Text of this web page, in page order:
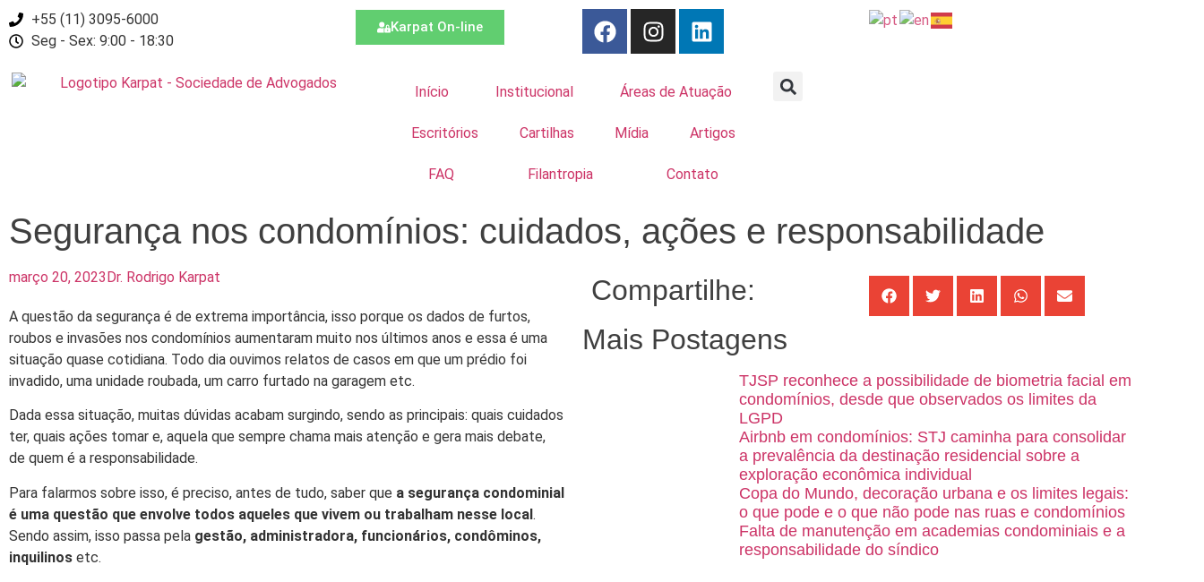
+55 (11) 3095-6000
Seg - Sex: 9:00 - 18:30
Karpat On-line
Início Institucional Áreas de Atuação
Escritórios Cartilhas Mídia Artigos
FAQ Filantropia Contato
Segurança nos condomínios: cuidados, ações e responsabilidade
março 20, 2023Dr. Rodrigo Karpat
A questão da segurança é de extrema importância, isso porque os dados de furtos,
roubos e invasões nos condomínios aumentaram muito nos últimos anos e essa é uma
situação quase cotidiana. Todo dia ouvimos relatos de casos em que um prédio foi
invadido, uma unidade roubada, um carro furtado na garagem etc.
Dada essa situação, muitas dúvidas acabam surgindo, sendo as principais: quais cuidados
ter, quais ações tomar e, aquela que sempre chama mais atenção e gera mais debate,
de quem é a responsabilidade.
Para falarmos sobre isso, é preciso, antes de tudo, saber que a segurança condominial
é uma questão que envolve todos aqueles que vivem ou trabalham nesse local.
Sendo assim, isso passa pela gestão, administradora, funcionários, condôminos,
inquilinos etc.
Compartilhe:
Mais Postagens
TJSP reconhece a possibilidade de biometria facial em
condomínios, desde que observados os limites da
LGPD
Airbnb em condomínios: STJ caminha para consolidar
a prevalência da destinação residencial sobre a
exploração econômica individual
Copa do Mundo, decoração urbana e os limites legais:
o que pode e o que não pode nas ruas e condomínios
Falta de manutenção em academias condominiais e a
responsabilidade do síndico